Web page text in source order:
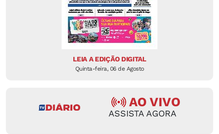
LEIA A EDIÇÃO DIGITAL
Quinta-feira, 06 de Agosto
AO VIVO
ASSISTA AGORA